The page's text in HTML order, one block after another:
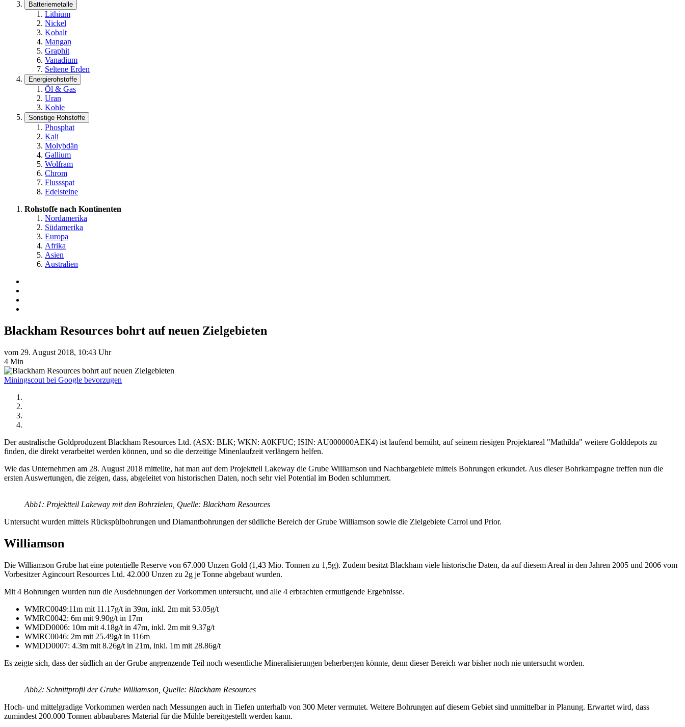
Batteriemetalle
Lithium
Nickel
Kobalt
Mangan
Graphit
Vanadium
Seltene Erden
Energierohstoffe
Öl & Gas
Uran
Kohle
Sonstige Rohstoffe
Phosphat
Kali
Molybdän
Gallium
Wolfram
Chrom
Flussspat
Edelsteine
Rohstoffe nach Kontinenten
Nordamerika
Südamerika
Europa
Afrika
Asien
Australien
Blackham Resources bohrt auf neuen Zielgebieten
vom 29. August 2018, 10:43 Uhr
4 Min
Miningscout bei Google bevorzugen
Der australische Goldproduzent Blackham Resources Ltd. (ASX: BLK; WKN: A0KFUC; ISIN: AU000000AEK4) ist laufend bemüht, auf seinem riesigen Projektareal "Mathilda" weitere Golddepots zu
finden, die direkt verarbeitet werden können, und so die derzeitige Minenlaufzeit verlängern helfen.
Wie das Unternehmen am 28. August 2018 mitteilte, hat man auf dem Projektteil Lakeway die Grube Williamson und Nachbargebiete mittels Bohrungen erkundet. Aus dieser Bohrkampagne treffen nun die
ersten Auswertungen, die zeigen, dass, abgeleitet von historischen Daten, noch sehr viel Potential im Boden schlummert.
Abb1: Projektteil Lakeway mit den Bohrzielen, Quelle: Blackham Resources
Untersucht wurden mittels Rückspülbohrungen und Diamantbohrungen der südliche Bereich der Grube Williamson sowie die Zielgebiete Carrol und Prior.
Williamson
Die Williamson Grube hat eine potentielle Reserve von 67.000 Unzen Gold (1,43 Mio. Tonnen zu 1,5g). Zudem besitzt Blackham viele historische Daten, da auf diesem Areal in den Jahren 2005 und 2006 vom
Vorbesitzer Agincourt Resources Ltd. 42.000 Unzen zu 2g je Tonne abgebaut wurden.
Mit 4 Bohrungen wurden nun die Ausdehnungen der Vorkommen untersucht, und alle 4 erbrachten ermutigende Ergebnisse.
WMRC0049:11m mit 11.17g/t in 39m, inkl. 2m mit 53.05g/t
WMRC0042: 6m mit 9.90g/t in 17m
WMDD0006: 10m mit 4.18g/t in 47m, inkl. 2m mit 9.37g/t
WMRC0046: 2m mit 25.49g/t in 116m
WMDD0007: 4.3m mit 8.26g/t in 21m, inkl. 1m mit 28.86g/t
Es zeigte sich, dass der südlich an der Grube angrenzende Teil noch wesentliche Mineralisierungen beherbergen könnte, denn dieser Bereich war bisher noch nie untersucht worden.
Abb2: Schnittprofil der Grube Williamson, Quelle: Blackham Resources
Hoch- und mittelgradige Vorkommen werden nach Messungen auch in Tiefen unterhalb von 300 Meter vermutet. Weitere Bohrungen auf diesem Gebiet sind unmittelbar in Planung. Erwartet wird, dass
zumindest 200.000 Tonnen abbaubares Material für die Mühle bereitgestellt werden kann.